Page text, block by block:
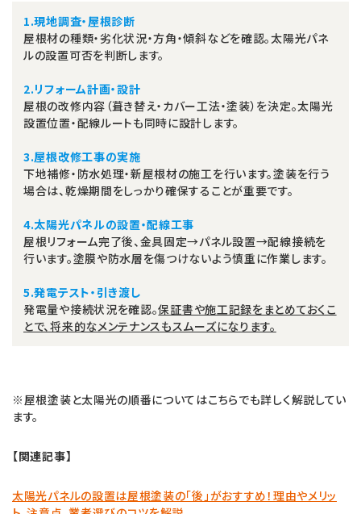
1.現地調査・屋根診断
屋根材の種類・劣化状況・方角・傾斜などを確認。太陽光パネ
ルの設置可否を判断します。
2.リフォーム計画・設計
屋根の改修内容（葺き替え・カバー工法・塗装）を決定。太陽光
設置位置・配線ルートも同時に設計します。
3.屋根改修工事の実施
下地補修・防水処理・新屋根材の施工を行います。塗装を行う
場合は、乾燥期間をしっかり確保することが重要です。
4.太陽光パネルの設置・配線工事
屋根リフォーム完了後、金具固定→パネル設置→配線接続を
行います。塗膜や防水層を傷つけないよう慎重に作業します。
5.発電テスト・引き渡し
発電量や接続状況を確認。保証書や施工記録をまとめておくこ
とで、将来的なメンテナンスもスムーズになります。
※屋根塗装と太陽光の順番についてはこちらでも詳しく解説してい
ます。
【関連記事】
太陽光パネルの設置は屋根塗装の「後」がおすすめ！理由やメリッ